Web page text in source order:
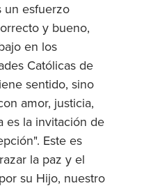
un esfuerzo
y bueno,
en los
Católicas de
sentido, sino
amor, justicia,
es la invitación de
Este es
la paz y el
su Hijo, nuestro